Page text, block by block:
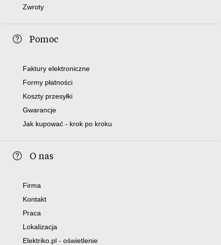
Zwroty
Pomoc
Faktury elektroniczne
Formy płatności
Koszty przesyłki
Gwarancje
Jak kupować - krok po kroku
O nas
Firma
Kontakt
Praca
Lokalizacja
Elektriko.pl - oświetlenie